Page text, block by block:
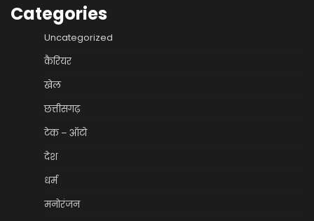
Categories
Uncategorized
कैरियर
खेल
छत्तीसगढ़
टेक – ऑटो
देश
धर्म
मनोरंजन